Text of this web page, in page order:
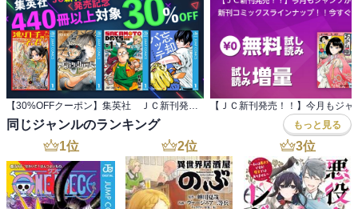
同じジャンルのランキング もっと見る
1位 2位 3位